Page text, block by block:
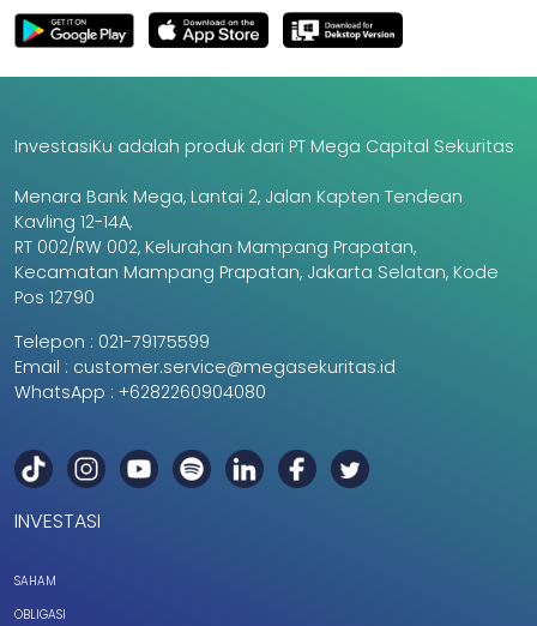
InvestasiKu adalah produk dari PT Mega Capital Sekuritas
Menara Bank Mega, Lantai 2, Jalan Kapten Tendean
Kavling 12-14A,
RT 002/RW 002, Kelurahan Mampang Prapatan,
Kecamatan Mampang Prapatan, Jakarta Selatan, Kode
Pos 12790
Telepon : 021-79175599
Email : customer.service@megasekuritas.id
WhatsApp : +6282260904080
INVESTASI
SAHAM
OBLIGASI